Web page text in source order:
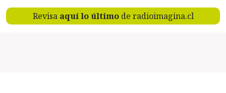
Revisa aquí lo últimode radioimagina.cl